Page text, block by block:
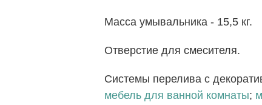
Масса умывальника - 15,5 кг.
Отверстие для смесителя.
Системы перелива с
мебель для ванной комнаты;